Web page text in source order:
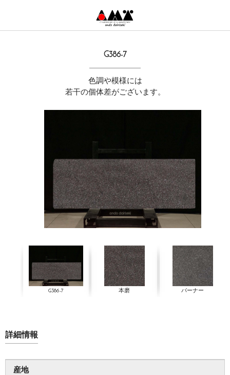
G386-7
色調や模様には
若干の個体差がございます。
G386-7 本磨 バーナー
詳細情報
産地